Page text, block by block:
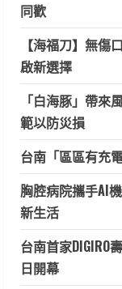
同歡
【海福刀】無傷
啟新選擇
「白海豚」帶來
範以防災損
台南「區區有充
胸腔病院攜手AI
新生活
台南首家DIGIRO
日開幕